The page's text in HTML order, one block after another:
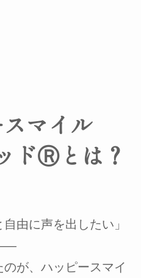
マイル
ドⓇとは？
由に声を出したい」
が、ハッピースマイ